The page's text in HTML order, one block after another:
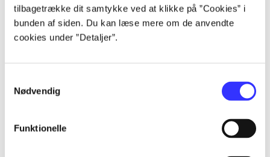
tilbagetrække dit samtykke ved at klikke på ”Cookies” i
bunden af siden. Du kan læse mere om de anvendte
cookies under ”Detaljer”.
Nødvendig
Funktionelle
lorem ipsum dolor sit amet ...
lorem ipsum dolor sit amet ...
lorem ipsum dolor sit amet ...
lorem ipsum dolor sit amet ...
lorem ipsum dolor sit amet ...